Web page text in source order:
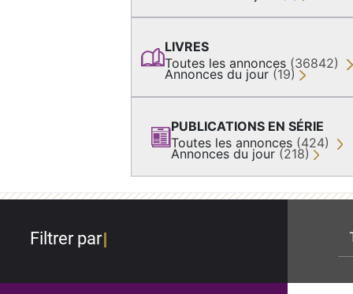
LIVRES
Toutes les annonces (36842)
Annonces du jour (19)
PUBLICATIONS EN SÉRIE
Toutes les annonces (424)
Annonces du jour (218)
Filtrer par